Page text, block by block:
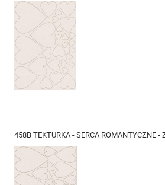
458B TEKTURKA - SERCA ROMANTYCZNE -